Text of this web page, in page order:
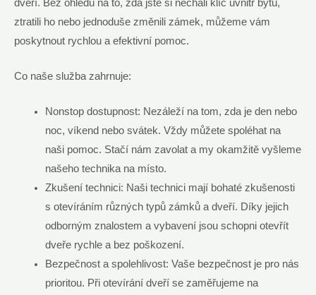
dveří. Bez ohledu na to, zda jste si nechali klíč uvnitř bytu,
ztratili ho nebo jednoduše změnili zámek, můžeme vám
poskytnout rychlou a efektivní pomoc.
Co naše služba zahrnuje:
Nonstop dostupnost: Nezáleží na tom, zda je den nebo
noc, víkend nebo svátek. Vždy můžete spoléhat na
naši pomoc. Stačí nám zavolat a my okamžitě vyšleme
našeho technika na místo.
Zkušení technici: Naši technici mají bohaté zkušenosti
s otevíráním různých typů zámků a dveří. Díky jejich
odborným znalostem a vybavení jsou schopni otevřít
dveře rychle a bez poškození.
Bezpečnost a spolehlivost: Vaše bezpečnost je pro nás
prioritou. Při otevírání dveří se zaměřujeme na